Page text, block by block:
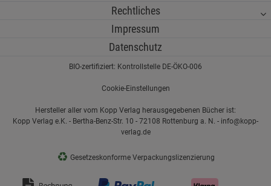
Rechtliches
Impressum
Datenschutz
BIO-zertifiziert: Kontrollstelle DE-ÖKO-006
Cookie-Einstellungen
Hersteller aller vom Kopp Verlag herausgegebenen Bücher ist:
Kopp Verlag e.K. - Bertha-Benz-Str. 10 - 72108 Rottenburg a. N. - info@kopp-
verlag.de
♻ Gesetzeskonforme Verpackungslizenzierung